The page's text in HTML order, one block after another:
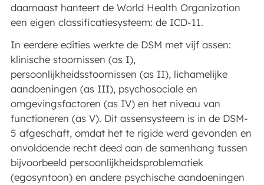
daarnaast hanteert de World Health Organization
een eigen classificatiesysteem: de ICD-11.
In eerdere edities werkte de DSM met vijf assen:
klinische stoornissen (as I),
persoonlijkheidsstoornissen (as II), lichamelijke
aandoeningen (as III), psychosociale en
omgevingsfactoren (as IV) en het niveau van
functioneren (as V). Dit assensysteem is in de DSM-
5 afgeschaft, omdat het te rigide werd gevonden en
onvoldoende recht deed aan de samenhang tussen
bijvoorbeeld persoonlijkheidsproblematiek
(egosyntoon) en andere psychische aandoeningen